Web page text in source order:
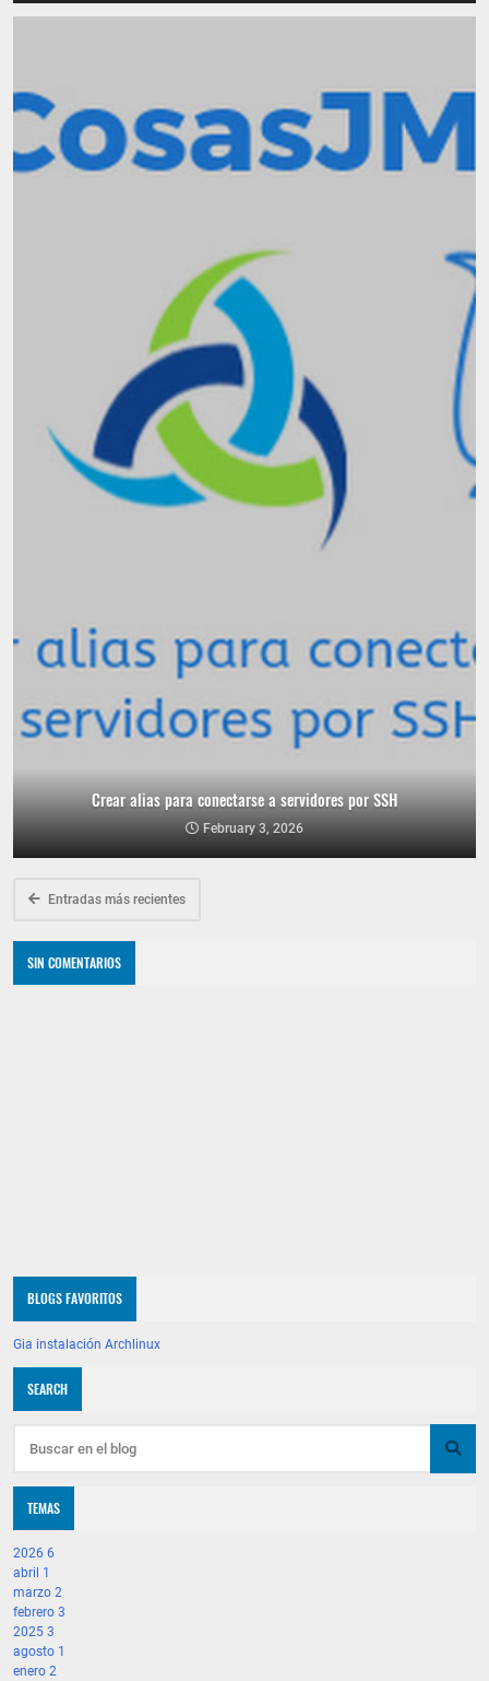
Crear alias para conectarse a servidores por SSH
February 3, 2026
Entradas más recientes
SIN COMENTARIOS
BLOGS FAVORITOS
Gia instalación Archlinux
SEARCH
TEMAS
2026 6
abril 1
marzo 2
febrero 3
2025 3
agosto 1
enero 2